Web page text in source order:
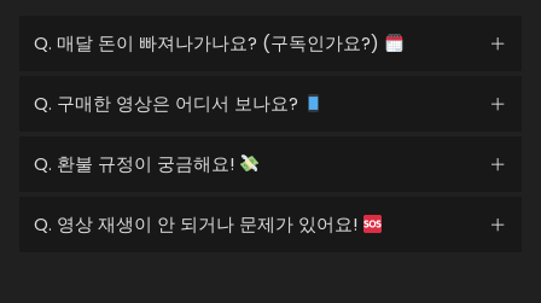
Q. 매달 돈이 빠져나가나요? (구독인가요?)
Q. 구매한 영상은 어디서 보나요?
Q. 환불 규정이 궁금해요!
Q. 영상 재생이 안 되거나 문제가 있어요!